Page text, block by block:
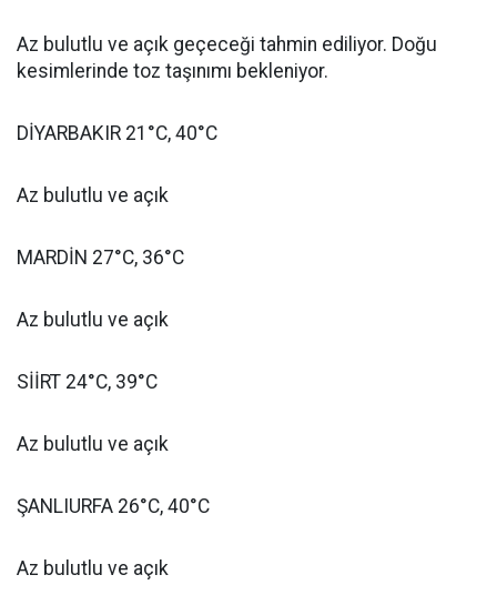
Az bulutlu ve açık geçeceği tahmin ediliyor. Doğu
kesimlerinde toz taşınımı bekleniyor.
DİYARBAKIR 21°C, 40°C
Az bulutlu ve açık
MARDİN 27°C, 36°C
Az bulutlu ve açık
SİİRT 24°C, 39°C
Az bulutlu ve açık
ŞANLIURFA 26°C, 40°C
Az bulutlu ve açık